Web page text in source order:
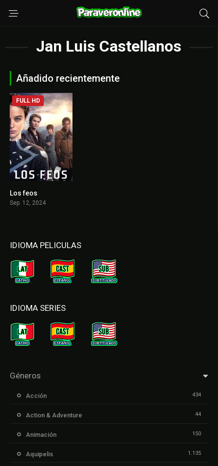
Jan Luis Castellanos
Añadido recientemente
FULL HD
Los feos
Sep. 12, 2024
IDIOMA PELICULAS
IDIOMA SERIES
Géneros
Acción 434
Action & Adventure 44
Animación 150
Aquipelis 1.135